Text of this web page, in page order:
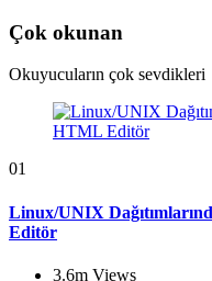
Çok okunan
Okuyucuların çok sevdikleri
01
Linux/UNIX
Editör
3.6m Views